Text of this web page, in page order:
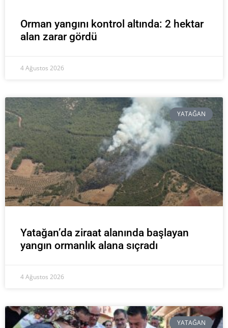
Orman yangını kontrol altında: 2 hektar
alan zarar gördü
4 Ağustos 2026
YATAĞAN
Yatağan’da ziraat alanında başlayan
yangın ormanlık alana sıçradı
4 Ağustos 2026
YATAĞAN